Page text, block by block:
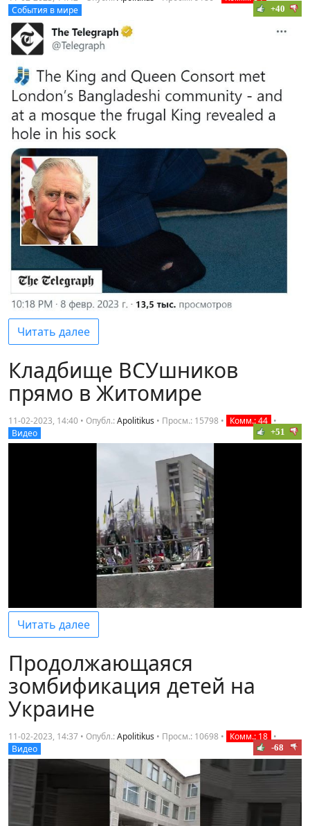
События в мире
+40
Читать далее
Кладбище ВСУшников
прямо в Житомире
11-02-2023, 14:40 • Опубл.:Apolitikus • Просм.: 15798 • Комм.: 44 •
Видео
+51
Читать далее
Продолжающаяся
зомбификация детей на
Украине
11-02-2023, 14:37 • Опубл.:Apolitikus • Просм.: 10698 • Комм.: 18 •
Видео
-68